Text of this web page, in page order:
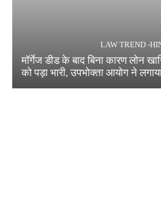
LAW TREND -
मॉर्गेज डीड के बाद बिना कारण लोन
को पड़ा भारी, उपभोक्ता आयोग ने